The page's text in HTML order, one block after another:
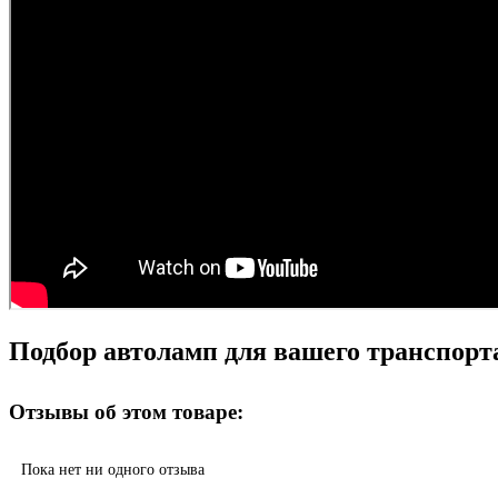
Подбор автоламп для вашего
Отзывы об этом товаре:
Пока нет ни одного отзыва